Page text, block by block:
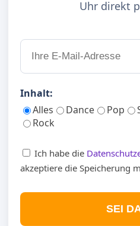
Uhr direkt
Inhalt:
Alles
Dance Pop
Rock
Ich habe die
akzeptiere die Speicherung
SEI